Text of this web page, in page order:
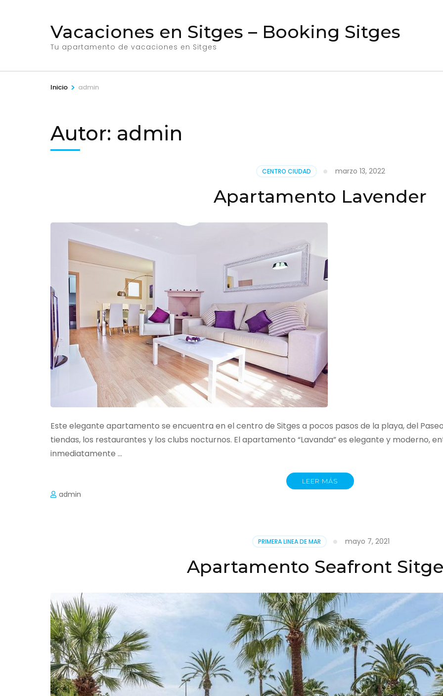
tecla
Vacaciones en Sitges – Booking Sitges
Tu apartamento de vacaciones en Sitges
Inicio > admin
Autor: admin
CENTRO CIUDAD marzo 13, 2022
Apartamento Lavender
Este elegante apartamento se encuentra en el centro de Sitges a pocos pasos de la playa, del
tiendas, los restaurantes y los clubs nocturnos. El apartamento “Lavanda” es elegante y moderno,
inmediatamente …
LEER MÁS
admin
PRIMERA LINEA DE MAR mayo 7, 2021
Apartamento Seafront